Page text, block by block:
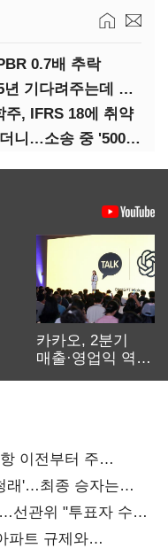
0.7배 추락
(코스닥 퇴출 논란)②일본은 5년 기다려주는데 우리는 당장 퇴출?…시간만으론 부족한 코스닥 구하기
, IFRS 18에 취약
(단독)법원엔 "가치 0원"이라더니…소송 중 '500원 유증' 강행한 라인게임즈
카카오, 2분기
매출·영업익 역대
이전부터 주
래'…최종 승자는
선관위 "투표자 수
파트 규제와